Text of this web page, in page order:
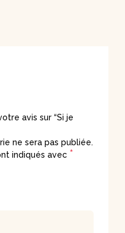
avis sur “Si je
ne sera pas publiée.
indiqués avec *